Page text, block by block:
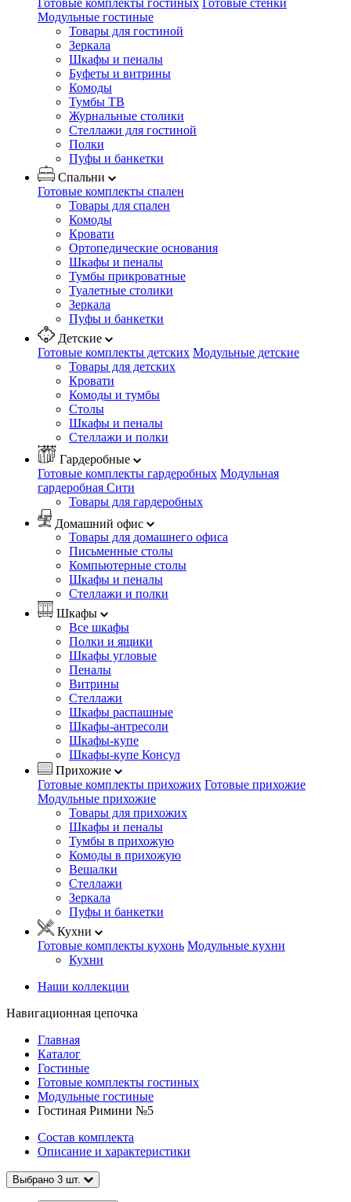
Готовые комплекты гостиных Готовые стенки
Модульные гостиные
Товары для гостиной
Зеркала
Шкафы и пеналы
Буфеты и витрины
Комоды
Тумбы ТВ
Журнальные столики
Стеллажи для гостиной
Полки
Пуфы и банкетки
Спальни
Готовые комплекты спален
Товары для спален
Комоды
Кровати
Ортопедические основания
Шкафы и пеналы
Тумбы прикроватные
Туалетные столики
Зеркала
Пуфы и банкетки
Детские
Готовые комплекты детских Модульные детские
Товары для детских
Кровати
Комоды и тумбы
Столы
Шкафы и пеналы
Стеллажи и полки
Гардеробные
Готовые комплекты гардеробных Модульная
гардеробная Сити
Товары для гардеробных
Домашний офис
Товары для домашнего офиса
Письменные столы
Компьютерные столы
Шкафы и пеналы
Стеллажи и полки
Шкафы
Все шкафы
Полки и ящики
Шкафы угловые
Пеналы
Витрины
Стеллажи
Шкафы распашные
Шкафы-антресоли
Шкафы-купе
Шкафы-купе Консул
Прихожие
Готовые комплекты прихожих Готовые прихожие
Модульные прихожие
Товары для прихожих
Шкафы и пеналы
Тумбы в прихожую
Комоды в прихожую
Вешалки
Стеллажи
Зеркала
Пуфы и банкетки
Кухни
Готовые комплекты кухонь Модульные кухни
Кухни
Наши коллекции
Навигационная цепочка
Главная
Каталог
Гостиные
Готовые комплекты гостиных
Модульные гостиные
Гостиная Римини №5
Состав комплекта
Описание и характеристики
Выбрано 3 шт.